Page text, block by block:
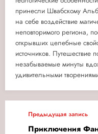
принесли Швабскому
на себе воздействие
неповторимого региона,
открывших целебные
источников. Путешествие
незабываемые минуты
удивительными
Предыдущая запись
Приключения